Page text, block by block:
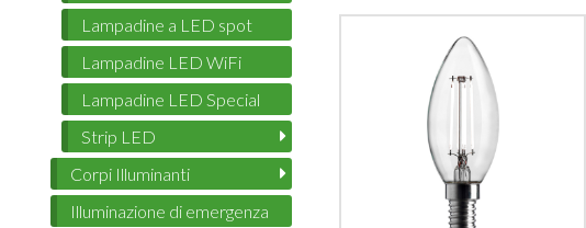
Lampadine a LED spot
Lampadine LED WiFi
Lampadine LED Special
Strip LED
Corpi Illuminanti
Illuminazione di emergenza